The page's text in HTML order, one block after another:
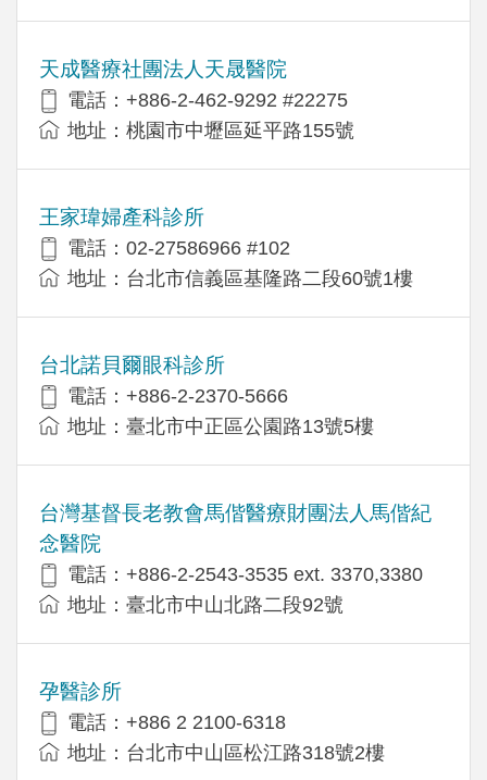
天成醫療社團法人天晟醫院
電話：+886-2-462-9292 #22275
地址：桃園市中壢區延平路155號
王家瑋婦產科診所
電話：02-27586966 #102
地址：台北市信義區基隆路二段60號1樓
台北諾貝爾眼科診所
電話：+886-2-2370-5666
地址：臺北市中正區公園路13號5樓
台灣基督長老教會馬偕醫療財團法人馬偕紀
念醫院
電話：+886-2-2543-3535 ext. 3370,3380
地址：臺北市中山北路二段92號
孕醫診所
電話：+886 2 2100-6318
地址：台北市中山區松江路318號2樓